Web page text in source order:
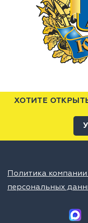
ХОТИТЕ
Политика
персональных